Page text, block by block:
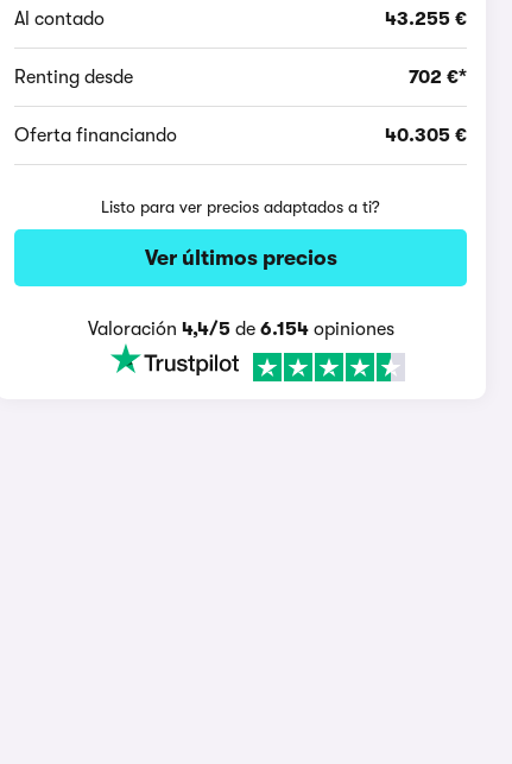
Al contado 43.255 €
Renting desde 702 €*
Oferta financiando 40.305 €
Listo para ver precios adaptados a ti?
Ver últimos precios
Valoración 4,4/5de 6.154opiniones